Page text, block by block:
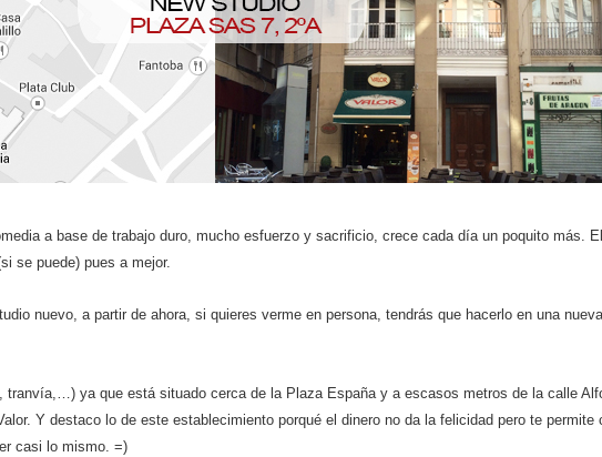
a base de trabajo duro, mucho esfuerzo y sacrificio, crece cada día un poquito más.
se puede) pues a mejor.
nuevo, a partir de ahora, si quieres verme en persona, tendrás que hacerlo en una
tranvía,…) ya que está situado cerca de la Plaza España y a escasos metros de la calle
Y destaco lo de este establecimiento porqué el dinero no da la felicidad pero te permite
casi lo mismo. =)